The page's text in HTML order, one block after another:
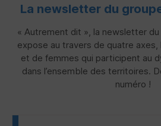
La newsletter du
« Autrement dit », la newsletter
expose au travers de quatre axes,
et de femmes qui participent au
dans l’ensemble des territoires.
numéro !